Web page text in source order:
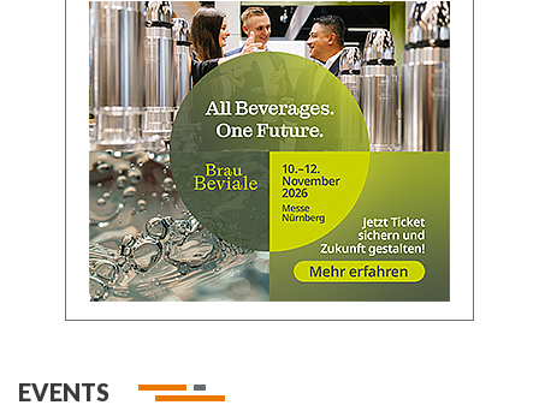
EVENTS